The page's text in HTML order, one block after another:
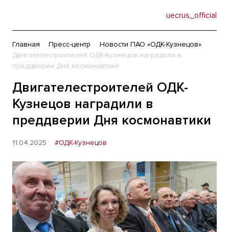
uecrus_official
Главная Пресс-центр
Новости ПАО «ОДК-Кузнецов»
Двигателестроителей ОДК-Кузнецов наградили в
преддверии Дня космонавтики
Двигателестроителей ОДК-
Кузнецов наградили в
преддверии Дня космонавтики
11.04.2025 #ОДК-Кузнецов